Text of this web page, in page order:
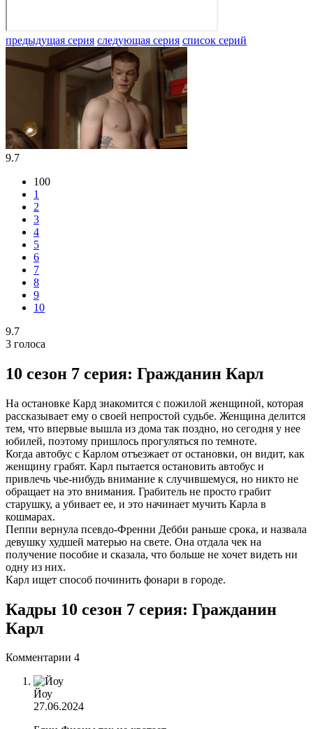
предыдущая серия следующая серия список серий
9.7
100
1
2
3
4
5
6
7
8
9
10
9.7
3 голоса
10 сезон 7 серия: Гражданин Карл
На остановке Кард знакомится с пожилой женщиной, которая
рассказывает ему о своей непростой судьбе. Женщина делится
тем, что впервые вышла из дома так поздно, но сегодня у нее
юбилей, поэтому пришлось прогуляться по темноте.
Когда автобус с Карлом отъезжает от остановки, он видит, как
женщину грабят. Карл пытается остановить автобус и
привлечь чье-нибудь внимание к случившемуся, но никто не
обращает на это внимания. Грабитель не просто грабит
старушку, а убивает ее, и это начинает мучить Карла в
кошмарах.
Пеппи вернула псевдо-Френни Дебби раньше срока, и назвала
девушку худшей матерью на свете. Она отдала чек на
получение пособие и сказала, что больше не хочет видеть ни
одну из них.
Карл ищет способ починить фонари в городе.
Кадры 10 сезон 7 серия: Гражданин
Карл
Комментарии 4
Йоу
27.06.2024